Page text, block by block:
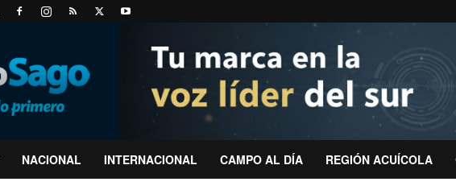
NACIONAL INTERNACIONAL CAMPO AL DÍA REGIÓN ACUÍCOLA